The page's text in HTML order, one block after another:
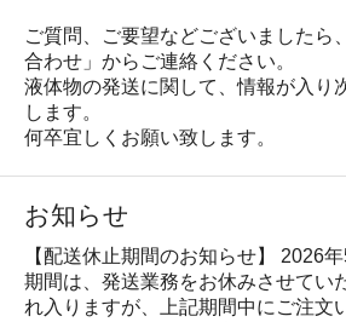
ご質問、ご要望などございましたら
合わせ」からご連絡ください。
液体物の発送に関して、情報が入り
します。
何卒宜しくお願い致します。
お知らせ
【配送休止期間のお知らせ】 2026
期間は、発送業務をお休みさせてい
れ入りますが、上記期間中にご注文